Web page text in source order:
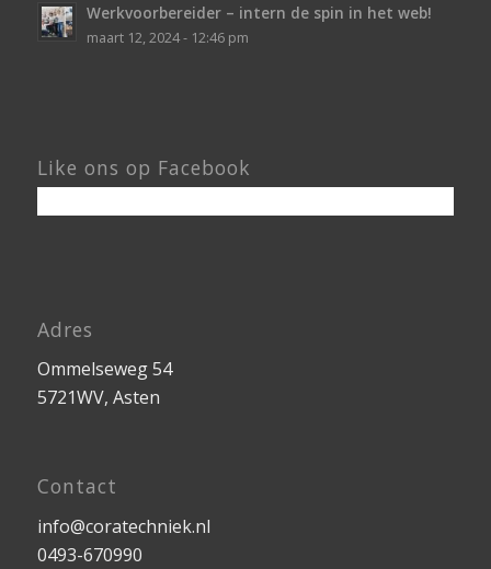
Werkvoorbereider – intern de spin in het web!
maart 12, 2024 - 12:46 pm
Like ons op Facebook
Adres
Ommelseweg 54
5721WV, Asten
Contact
info@coratechniek.nl
0493-670990